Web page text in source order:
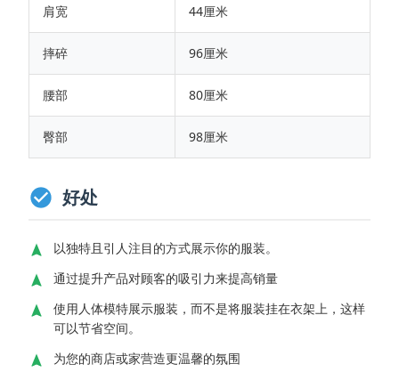
肩宽 44厘米
摔碎 96厘米
腰部 80厘米
臀部 98厘米
好处
以独特且引人注目的方式展示你的服装。
通过提升产品对顾客的吸引力来提高销量
使用人体模特展示服装，而不是将服装挂在衣架上，这样
可以节省空间。
为您的商店或家营造更温馨的氛围